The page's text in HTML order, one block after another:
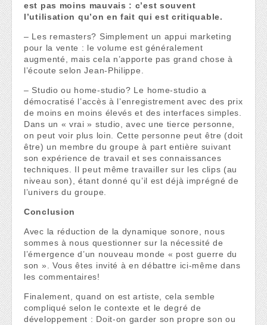
est pas moins mauvais : c’est souvent
l’utilisation qu’on en fait qui est critiquable.
– Les remasters? Simplement un appui marketing
pour la vente : le volume est généralement
augmenté, mais cela n’apporte pas grand chose à
l’écoute selon Jean-Philippe.
– Studio ou home-studio? Le home-studio a
démocratisé l’accès à l’enregistrement avec des prix
de moins en moins élevés et des interfaces simples.
Dans un « vrai » studio, avec une tierce personne,
on peut voir plus loin. Cette personne peut être (doit
être) un membre du groupe à part entière suivant
son expérience de travail et ses connaissances
techniques. Il peut même travailler sur les clips (au
niveau son), étant donné qu’il est déjà imprégné de
l’univers du groupe.
Conclusion
Avec la réduction de la dynamique sonore, nous
sommes à nous questionner sur la nécessité de
l’émergence d’un nouveau monde « post guerre du
son ». Vous êtes invité à en débattre ici-même dans
les commentaires!
Finalement, quand on est artiste, cela semble
compliqué selon le contexte et le degré de
développement : Doit-on garder son propre son ou